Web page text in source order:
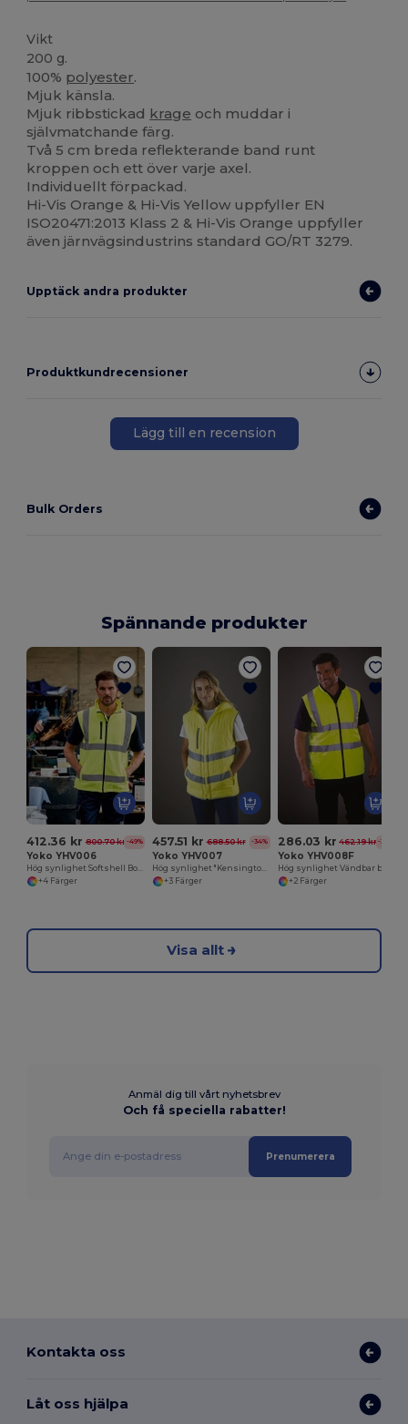
Vikt
200 g.
100% polyester.
Mjuk känsla.
Mjuk ribbstickad krage och muddar i
självmatchande färg.
Två 5 cm breda reflekterande band runt
kroppen och ett över varje axel.
Individuellt förpackad.
Hi-Vis Orange & Hi-Vis Yellow uppfyller EN
ISO20471:2013 Klass 2 & Hi-Vis Orange uppfyller
även järnvägsindustrins standard GO/RT 3279.
Upptäck andra produkter
Produktkundrecensioner
Lägg till en recension
Bulk Orders
Spännande produkter
412.36 kr 800.70 kr -49%
Yoko YHV006
+4 Färger
457.51 kr 688.50 kr -34%
Yoko YHV007
+3 Färger
286.03 kr 462.19 kr -38%
Yoko YHV008F
+2 Färger
Visa allt
Anmäl dig till vårt nyhetsbrev
Och få speciella rabatter!
Prenumerera
Kontakta oss
Låt oss hjälpa